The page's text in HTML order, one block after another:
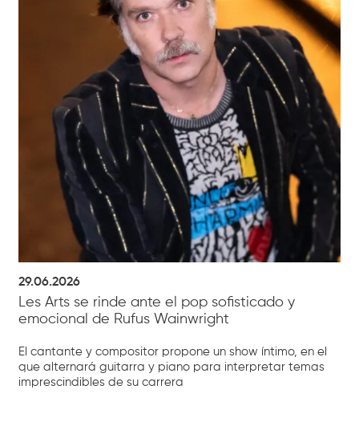
29.06.2026
Les Arts se rinde ante el pop sofisticado y
emocional de Rufus Wainwright
El cantante y compositor propone un show íntimo, en el
que alternará guitarra y piano para interpretar temas
imprescindibles de su carrera